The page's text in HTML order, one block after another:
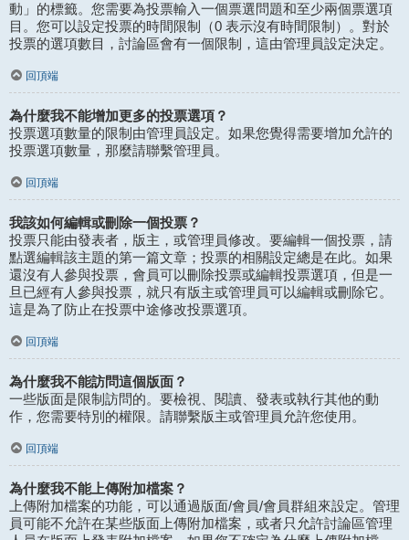
動」的標籤。您需要為投票輸入一個票選問題和至少兩個票選項
目。您可以設定投票的時間限制（0 表示沒有時間限制）。對於
投票的選項數目，討論區會有一個限制，這由管理員設定決定。
回頂端
為什麼我不能增加更多的投票選項？
投票選項數量的限制由管理員設定。如果您覺得需要增加允許的
投票選項數量，那麼請聯繫管理員。
回頂端
我該如何編輯或刪除一個投票？
投票只能由發表者，版主，或管理員修改。要編輯一個投票，請
點選編輯該主題的第一篇文章；投票的相關設定總是在此。如果
還沒有人參與投票，會員可以刪除投票或編輯投票選項，但是一
旦已經有人參與投票，就只有版主或管理員可以編輯或刪除它。
這是為了防止在投票中途修改投票選項。
回頂端
為什麼我不能訪問這個版面？
一些版面是限制訪問的。要檢視、閱讀、發表或執行其他的動
作，您需要特別的權限。請聯繫版主或管理員允許您使用。
回頂端
為什麼我不能上傳附加檔案？
上傳附加檔案的功能，可以通過版面/會員/會員群組來設定。管理
員可能不允許在某些版面上傳附加檔案，或者只允許討論區管理